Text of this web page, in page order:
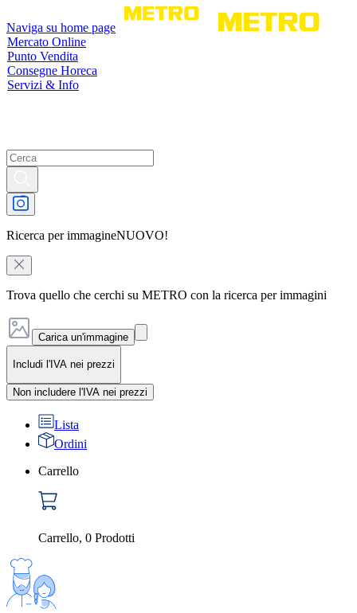
Naviga su home page
Mercato Online
Punto Vendita
Consegne Horeca
Servizi & Info
Ricerca per immagineNUOVO!
Trova quello che cerchi su METRO con la ricerca per immagini
Carica un'immagine
Includi l'IVA nei prezzi
Non includere l'IVA nei prezzi
Lista
Ordini
Carrello
Carrello, 0 Prodotti